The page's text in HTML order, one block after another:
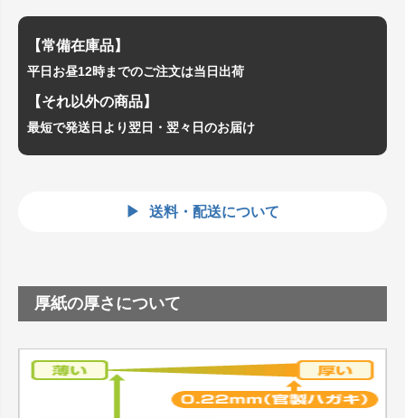
【常備在庫品】
平日お昼12時までのご注文は当日出荷
【それ以外の商品】
最短で発送日より翌日・翌々日のお届け
送料・配送について
厚紙の厚さについて